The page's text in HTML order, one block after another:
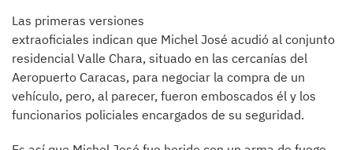
Las primeras versiones
extraoficiales indican que Michel José acudió al conjunto
residencial Valle Chara, situado en las cercanías del
Aeropuerto Caracas, para negociar la compra de un
vehículo, pero, al parecer, fueron emboscados él y los
funcionarios policiales encargados de su seguridad.